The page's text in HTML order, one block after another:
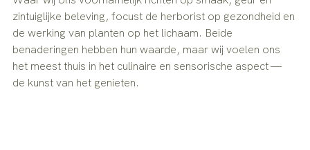
zintuiglijke beleving, focust de herborist op gezondheid en
de werking van planten op het lichaam. Beide
benaderingen hebben hun waarde, maar wij voelen ons
het meest thuis in het culinaire en sensorische aspect —
de kunst van het genieten.